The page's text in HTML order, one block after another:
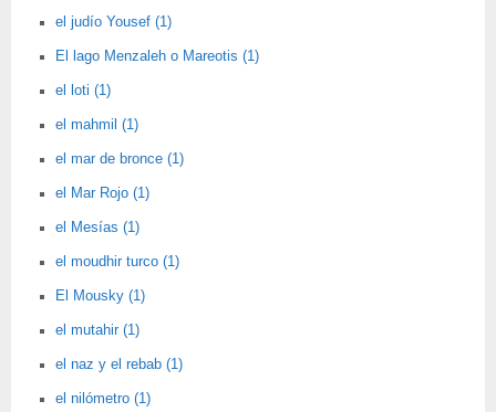
el judío Yousef (1)
El lago Menzaleh o Mareotis (1)
el loti (1)
el mahmil (1)
el mar de bronce (1)
el Mar Rojo (1)
el Mesías (1)
el moudhir turco (1)
El Mousky (1)
el mutahir (1)
el naz y el rebab (1)
el nilómetro (1)